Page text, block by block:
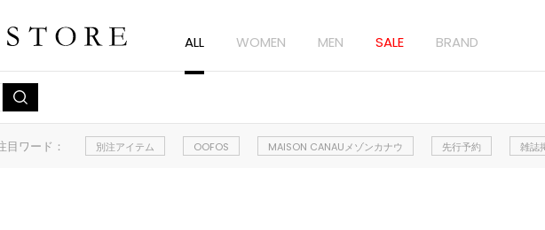
ALL WOMEN MEN SALE BRAND
目ワード： 別注アイテム OOFOS MAISON CANAUメゾンカナウ 先行予約 雑誌